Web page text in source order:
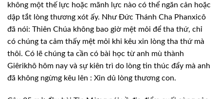
không một thế lực hoặc mãnh lực nào có thể ngăn cản hoặc
dập tắt lòng thương xót ấy. Như Đức Thánh Cha Phanxicô
đã nói: Thiên Chúa không bao giờ mệt mỏi để tha thứ, chỉ
có chúng ta cảm thấy mệt mỏi khi kêu xin lòng tha thứ mà
thôi. Có lẽ chúng ta cần có bài học từ anh mù thành
Giêrikhô hôm nay và sự kiên trì do lòng tin thúc đẩy mà anh
đã không ngừng kêu lên : Xin dủ lòng thương con.